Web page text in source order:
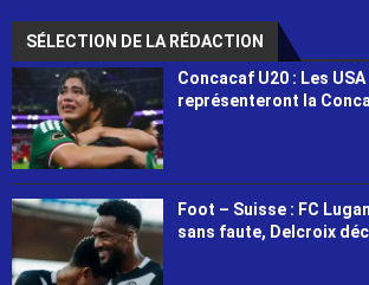
SÉLECTION DE LA RÉDACTION
Concacaf U20 : Les
représenteront la
Foot – Suisse : FC
sans faute, Delcroix